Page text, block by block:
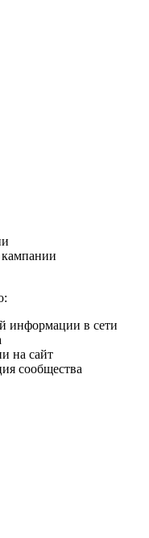
информации в сети
на сайт
сообщества